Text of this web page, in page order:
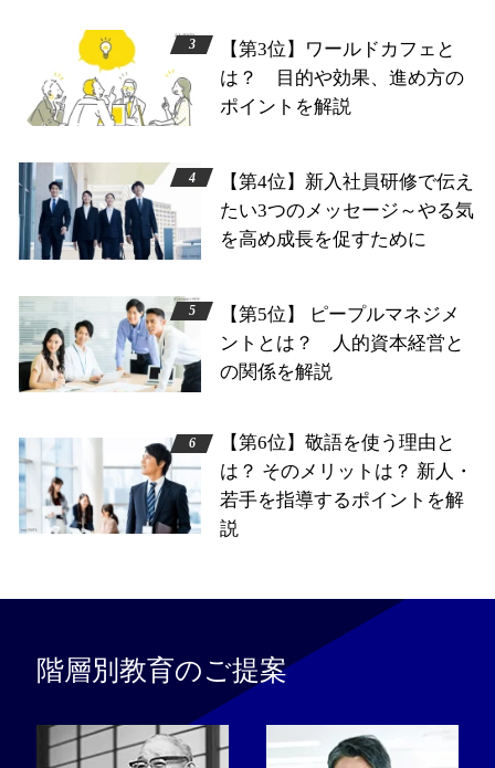
【第3位】ワールドカフェと
は？ 目的や効果、進め方の
ポイントを解説
【第4位】新入社員研修で伝え
たい3つのメッセージ～やる気
を高め成長を促すために
【第5位】 ピープルマネジメ
ントとは？ 人的資本経営と
の関係を解説
【第6位】敬語を使う理由と
は？ そのメリットは？ 新人・
若手を指導するポイントを解
説
階層別教育のご提案